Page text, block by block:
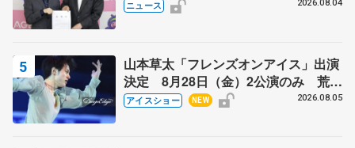
力」
ニュース 2026.08.04
山本草太「フレンズオンアイス」出演
決定 8月28日（金）2公演のみ 荒川
静香さんプロデュース、20周年のアイ
アイスショー NEW 2026.08.05